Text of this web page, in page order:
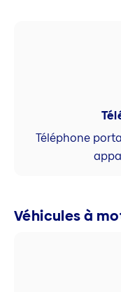
Téléphone
Véhicules à